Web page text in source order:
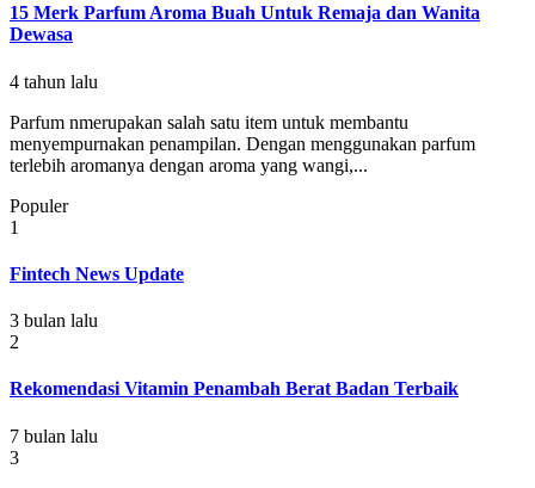
15 Merk Parfum Aroma Buah Untuk Remaja dan Wanita
Dewasa
4 tahun lalu
Parfum nmerupakan salah satu item untuk membantu
menyempurnakan penampilan. Dengan menggunakan parfum
terlebih aromanya dengan aroma yang wangi,...
Populer
1
Fintech News Update
3 bulan lalu
2
Rekomendasi Vitamin Penambah Berat Badan Terbaik
7 bulan lalu
3